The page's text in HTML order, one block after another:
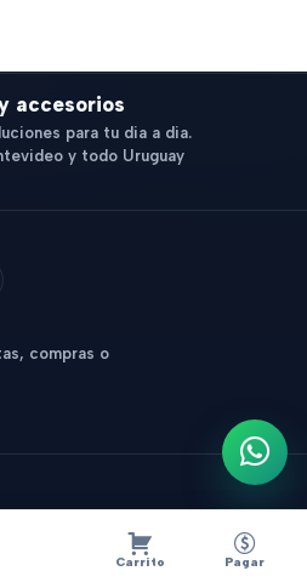
Carrito Pagar
accesorios
para tu dia a dia.
y todo Uruguay
compras o